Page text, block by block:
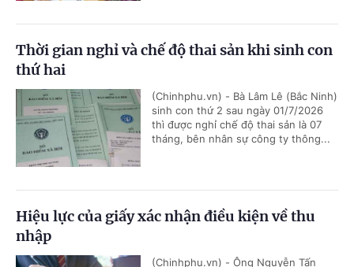
Thời gian nghỉ và chế độ thai sản khi sinh con
thứ hai
(Chinhphu.vn) - Bà Lâm Lê (Bắc Ninh)
sinh con thứ 2 sau ngày 01/7/2026
thì được nghỉ chế độ thai sản là 07
tháng, bên nhân sự công ty thông...
Hiệu lực của giấy xác nhận điều kiện về thu
nhập
(Chinhphu.vn) - Ông Nguyễn Tấn